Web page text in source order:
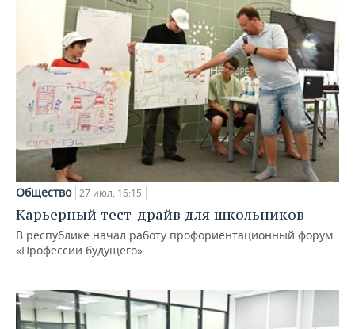
Общество 27 июл, 16:15
Карьерный тест-драйв для школьников
В республике начал работу профориентационный форум
«Профессии будущего»